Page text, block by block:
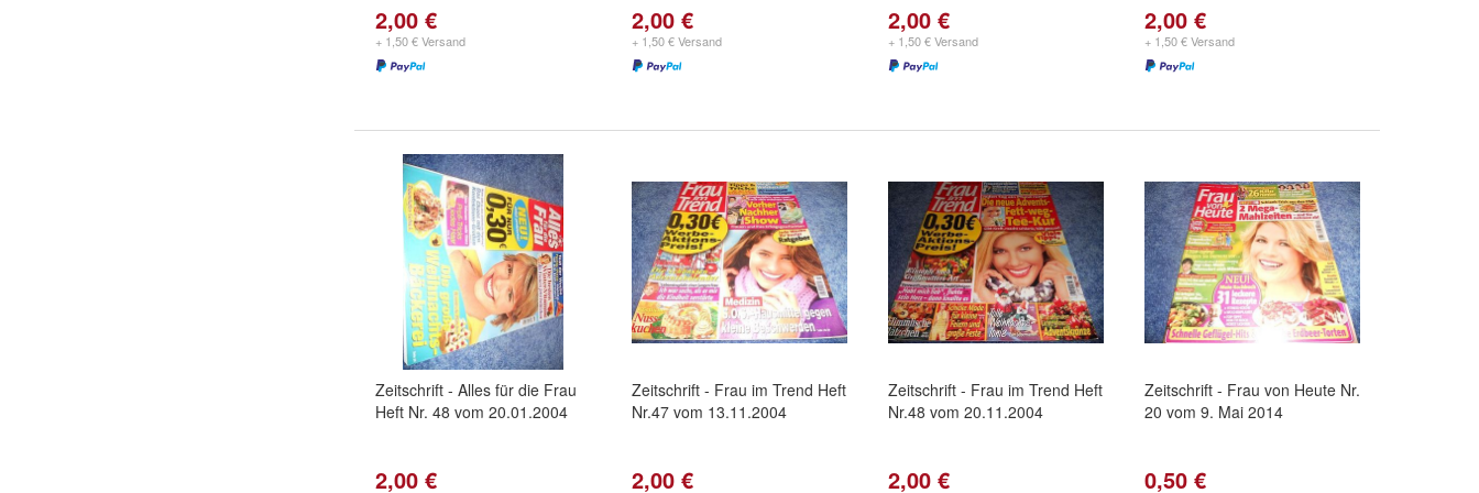
2,00 €
+ 1,50 € Versand
2,00 €
+ 1,50 € Versand
2,00 €
+ 1,50 € Versand
2,00 €
+ 1,50 € Versand
Zeitschrift - Alles für die Frau
Heft Nr. 48 vom 20.01.2004
2,00 €
Zeitschrift - Frau im Trend Heft
Nr.47 vom 13.11.2004
2,00 €
Zeitschrift - Frau im Trend Heft
Nr.48 vom 20.11.2004
2,00 €
Zeitschrift - Frau von Heute Nr.
20 vom 9. Mai 2014
0,50 €